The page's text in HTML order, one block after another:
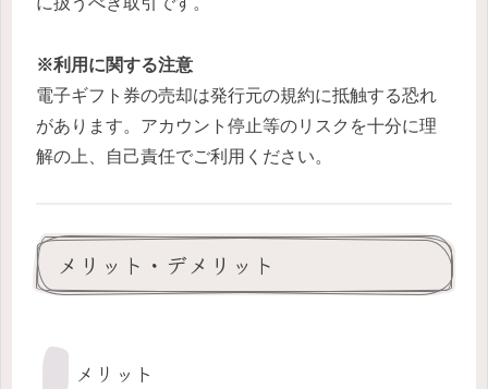
※利用に関する注意
電子ギフト券の売却は発行元の規約に抵触する恐れ
があります。アカウント停止等のリスクを十分に理
解の上、自己責任でご利用ください。
メリット・デメリット
メリット